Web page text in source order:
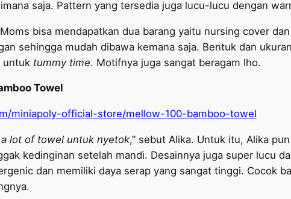
saja. Pattern yang tersedia juga lucu-lucu dengan
bisa mendapatkan dua barang yaitu nursing cover
sehingga mudah dibawa kemana saja. Bentuk dan
untuk tummy time. Motifnya juga sangat beragam lho.
Towel
miniapoly-official-store/mellow-100-bamboo-towel
lot of towel untuk nyetok,” sebut Alika. Untuk itu, Alika
kedinginan setelah mandi. Desainnya juga super lucu
dan memiliki daya serap yang sangat tinggi. Cocok